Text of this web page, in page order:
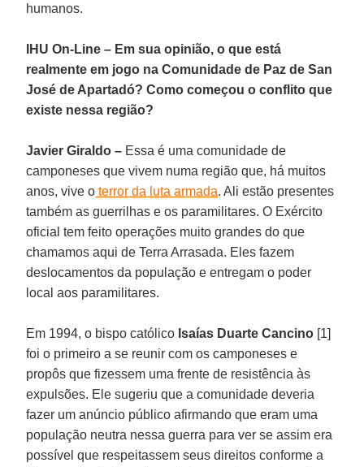
humanos.
IHU On-Line – Em sua opinião, o que está
realmente em jogo na Comunidade de Paz de San
José de Apartadó? Como começou o conflito que
existe nessa região?
Javier Giraldo – Essa é uma comunidade de
camponeses que vivem numa região que, há muitos
anos, vive o terror da luta armada. Ali estão presentes
também as guerrilhas e os paramilitares. O Exército
oficial tem feito operações muito grandes do que
chamamos aqui de Terra Arrasada. Eles fazem
deslocamentos da população e entregam o poder
local aos paramilitares.
Em 1994, o bispo católico Isaías Duarte Cancino [1]
foi o primeiro a se reunir com os camponeses e
propôs que fizessem uma frente de resistência às
expulsões. Ele sugeriu que a comunidade deveria
fazer um anúncio público afirmando que eram uma
população neutra nessa guerra para ver se assim era
possível que respeitassem seus direitos conforme a